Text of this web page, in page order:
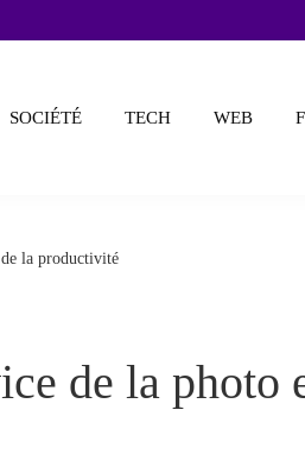
SOCIÉTÉ TECH WEB
la productivité
de la photo